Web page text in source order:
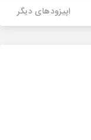
اپیزودهای دیگر